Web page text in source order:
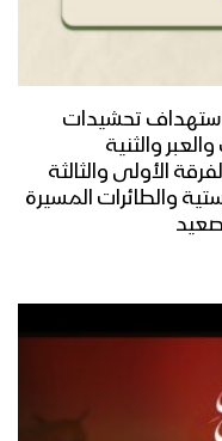
– عيسى الليث
استهداف تحشيدات
والثنية
الأولى والثالثة
والطائرات المسيرة